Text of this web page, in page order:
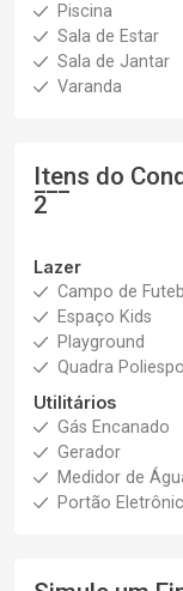
Piscina
Sala de Estar
Sala de Jantar
Varanda
Itens do
2
Lazer
Campo de
Espaço Kids
Playground
Quadra
Utilitários
Gás Encanado
Gerador
Medidor de
Portão